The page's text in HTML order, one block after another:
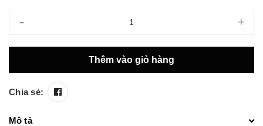
- +
Thêm vào giỏ hàng
Chia sẻ:
Mô tả